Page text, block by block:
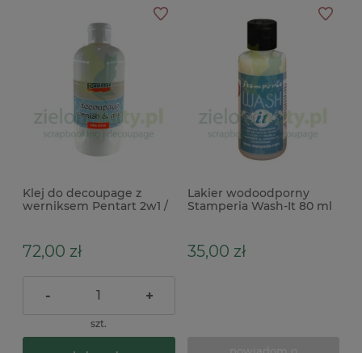
Klej do decoupage z
werniksem Pentart 2w1 /
72,00 zł
- +
szt.
Lakier wodoodporny
Stamperia Wash-It 80 ml
35,00 zł